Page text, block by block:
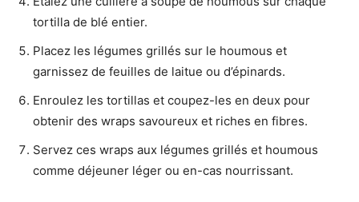
tortilla de blé entier.
Placez les légumes grillés sur le houmous et
garnissez de feuilles de laitue ou d’épinards.
Enroulez les tortillas et coupez-les en deux pour
obtenir des wraps savoureux et riches en fibres.
Servez ces wraps aux légumes grillés et houmous
comme déjeuner léger ou en-cas nourrissant.